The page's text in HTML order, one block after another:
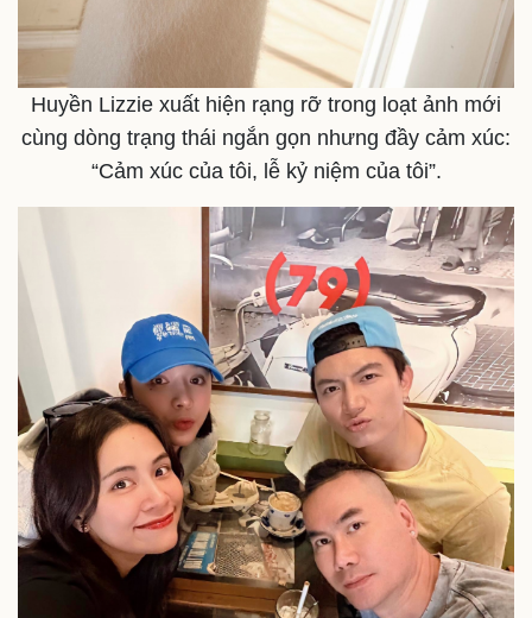
eSports
Hậu trường
Huyền Lizzie xuất hiện rạng rỡ trong loạt ảnh mới
cùng dòng trạng thái ngắn gọn nhưng đầy cảm xúc:
“Cảm xúc của tôi, lễ kỷ niệm của tôi”.